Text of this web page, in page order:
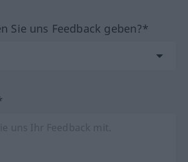
Sie uns Feedback geben?*